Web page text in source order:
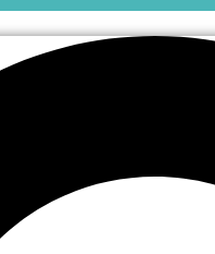
Sobre